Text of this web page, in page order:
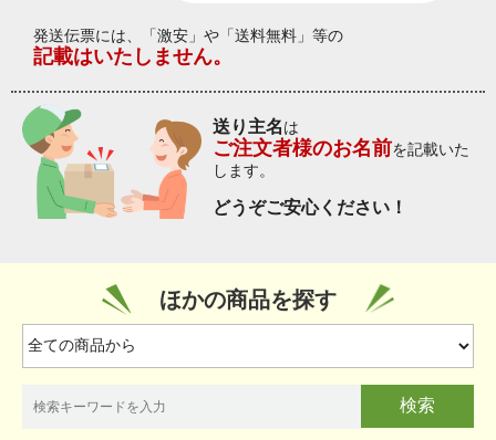
発送伝票には、「激安」や「送料無料」等の
記載はいたしません。
送り主名は
ご注文者様のお名前を記載いた
します。
どうぞご安心ください！
ほかの商品を探す
検索